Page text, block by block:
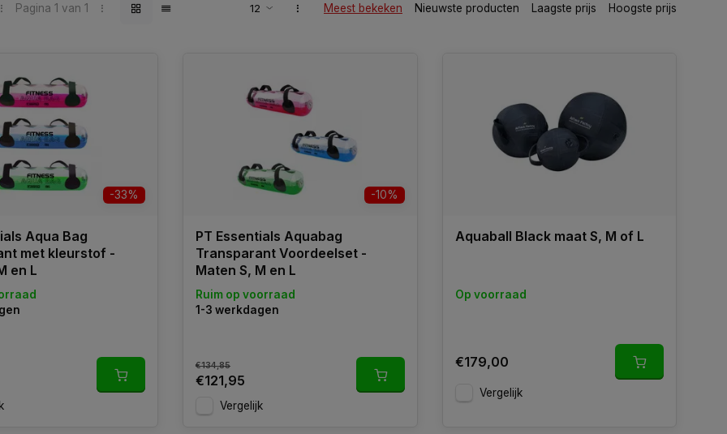
extra instabiliteit zorgt. Juist dit zorgt ervoor dat de gehele romp sterker wordt, omdat je met name met
Pagina 1 van 1 Meest bekeken Nieuwste producten Laagste prijs Hoogste prijs
-33%
Aqua Bag
met kleurstof -
en L
-10%
PT Essentials Aquabag
Transparant Voordeelset -
Maten S, M en L
Ruim op voorraad
1-3 werkdagen
€134,85
€121,95
Vergelijk
Aquaball Black maat S, M of L
Op voorraad
€179,00
Vergelijk